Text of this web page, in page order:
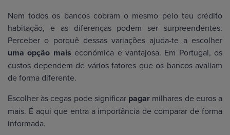
Nem todos os bancos cobram o mesmo pelo teu crédito
habitação, e as diferenças podem ser surpreendentes.
Perceber o porquê dessas variações ajuda-te a escolher
uma opção mais económica e vantajosa. Em Portugal, os
custos dependem de vários fatores que os bancos avaliam
de forma diferente.
Escolher às cegas pode significar pagar milhares de euros a
mais. É aqui que entra a importância de comparar de forma
informada.